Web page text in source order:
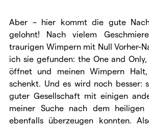
Aber – hier kommt die gute
gelohnt! Nach vielem
traurigen Wimpern mit Null Vorher-
ich sie gefunden: the One and
öffnet und meinen Wimpern
schenkt. Und es wird noch besser:
guter Gesellschaft mit einigen
meiner Suche nach dem heiligen
ebenfalls überzeugen konnten.